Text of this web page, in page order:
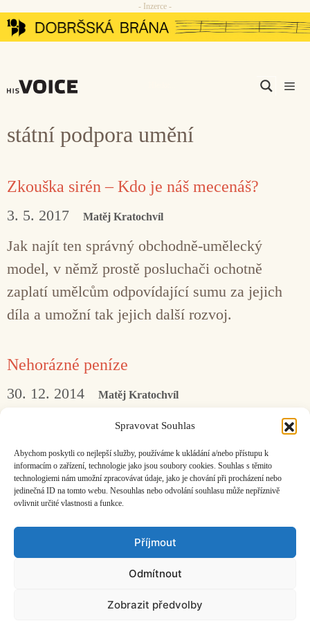
Spravovat Souhlas
Abychom poskytli co nejlepší služby, používáme k ukládání a/nebo přístupu k
informacím o zařízení, technologie jako jsou soubory cookies. Souhlas s těmito
technologiemi nám umožní zpracovávat údaje, jako je chování při procházení nebo
jedinečná ID na tomto webu. Nesouhlas nebo odvolání souhlasu může nepříznivě
ovlivnit určité vlastnosti a funkce.
Příjmout
Odmítnout
Zobrazit předvolby
Přeskočit
na
- Inzerce -
státní podpora umění
Zkouška sirén – Kdo je náš mecenáš?
3. 5. 2017 Matěj Kratochvíl
Jak najít ten správný obchodně-umělecký
model, v němž prostě posluchači ochotně
zaplatí umělcům odpovídající sumu za jejich
díla a umožní tak jejich další rozvoj.
Nehorázné peníze
30. 12. 2014 Matěj Kratochvíl
Před časem zveřejnila ekonomka Markéta
Šichtařová na svém blogu text nazvaný pěkně
zostra: Nechci vaše nehorázné
ČASOPIS O JINÉ HUDBĚ | vydává Hudební informační středisko